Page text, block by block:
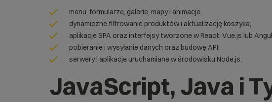
menu, formularze, galerie, mapy i animacje;
dynamiczne filtrowanie produktów i aktualizację koszyka;
aplikacje SPA oraz interfejsy tworzone w React, Vue.js lub
pobieranie i wysyłanie danych oraz budowę API;
serwery i aplikacje uruchamiane w środowisku Node.js.
JavaScript, Java i